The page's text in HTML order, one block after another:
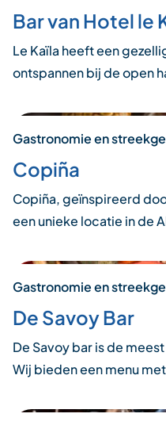
Bar van Hotel le
Le Kaïla heeft een
ontspannen bij de open
Gastronomie en
Copiña
Copiña, geïnspireerd
een unieke locatie in de
Gastronomie en
De Savoy Bar
De Savoy bar is de
Wij bieden een menu